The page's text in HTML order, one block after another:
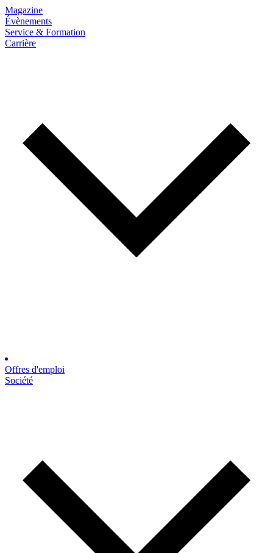
Magazine
Évènements
Service & Formation
Carrière
Offres d'emploi
Société